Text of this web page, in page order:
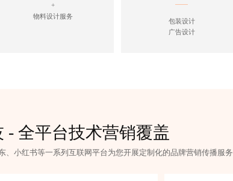
+
物料设计服务
包装设计
广告设计
- 全平台技术营销覆盖
、小红书等一系列互联网平台为您开展定制化的品牌营销传播服务